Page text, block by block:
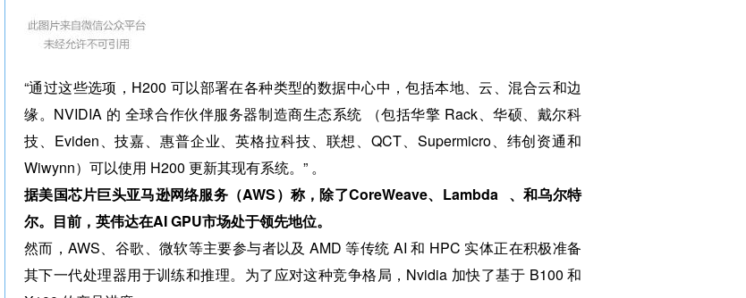
“通过这些选项，H200 可以部署在各种类型的数据中心中，包括本地、云、混合云和边
缘。NVIDIA 的 全球合作伙伴服务器制造商生态系统 （包括华擎 Rack、华硕、戴尔科
技、Eviden、技嘉、惠普企业、英格拉科技、联想、QCT、Supermicro、纬创资通和
Wiwynn）可以使用 H200 更新其现有系统。” 。
据美国芯片巨头亚马逊网络服务（AWS）称，除了CoreWeave、 Lambda 、和乌尔特
尔。目前，英伟达在AI GPU市场处于领先地位。
然而，AWS、谷歌、微软等主要参与者以及 AMD 等传统 AI 和 HPC 实体正在积极准备
其下一代处理器用于训练和推理。为了应对这种竞争格局，Nvidia 加快了基于 B100 和